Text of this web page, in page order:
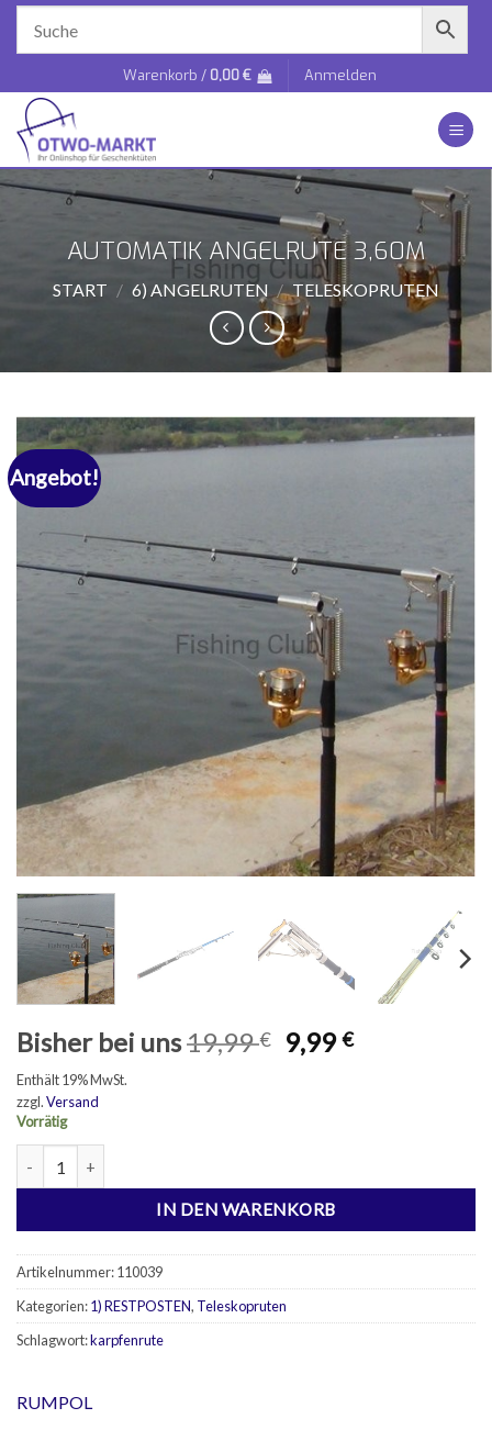
Zum
Inhalt
Warenkorb / 0,00€ Anmelden
AUTOMATIK ANGELRUTE 3,60M
START / 6) ANGELRUTEN / TELESKOPRUTEN
Angebot!
Bisher bei uns19,99€
Ursprünglicher
9,99€Aktueller
Enthält 19% MwSt.
zzgl.Versand
Vorrätig
IN DEN WARENKORB
Artikelnummer:110039
Kategorien:1) RESTPOSTEN, Teleskopruten
Schlagwort:karpfenrute
RUMPOL